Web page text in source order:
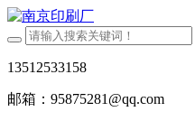
13512533158
邮箱：95875281@qq.com